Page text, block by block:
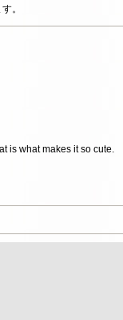
。
is what makes it so cute.